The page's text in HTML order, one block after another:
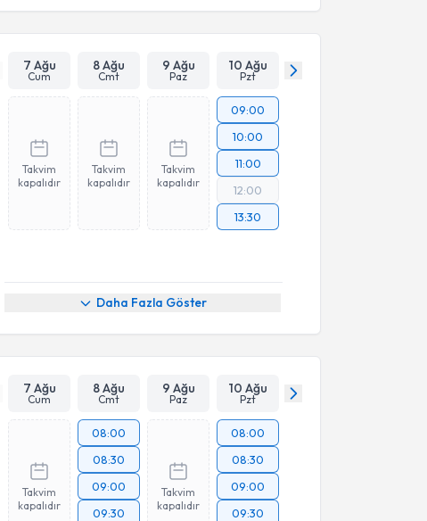
7 Ağu
Cum
8 Ağu
Cmt
9 Ağu
Paz
10 Ağu
Pzt
Takvim
kapalıdır
Takvim
kapalıdır
Takvim
kapalıdır
09:00
10:00
11:00
12:00
13:30
Daha Fazla Göster
7 Ağu
Cum
8 Ağu
Cmt
9 Ağu
Paz
10 Ağu
Pzt
Takvim
kapalıdır
08:00
08:30
09:00
09:30
Takvim
kapalıdır
08:00
08:30
09:00
09:30